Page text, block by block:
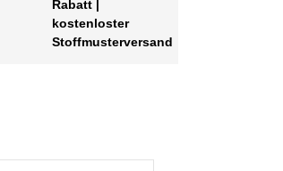
Rabatt |
kostenloster
Stoffmusterversand